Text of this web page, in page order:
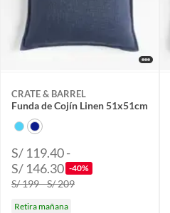
CRATE & BARREL
Funda de Cojín Linen 51x51cm
S/ 119.40 -
S/ 146.30 -40%
S/ 199 - S/ 209
Retira mañana